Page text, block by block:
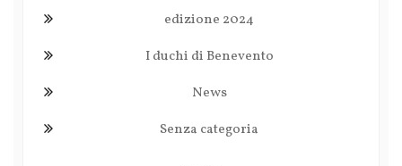
edizione 2024
I duchi di Benevento
News
Senza categoria